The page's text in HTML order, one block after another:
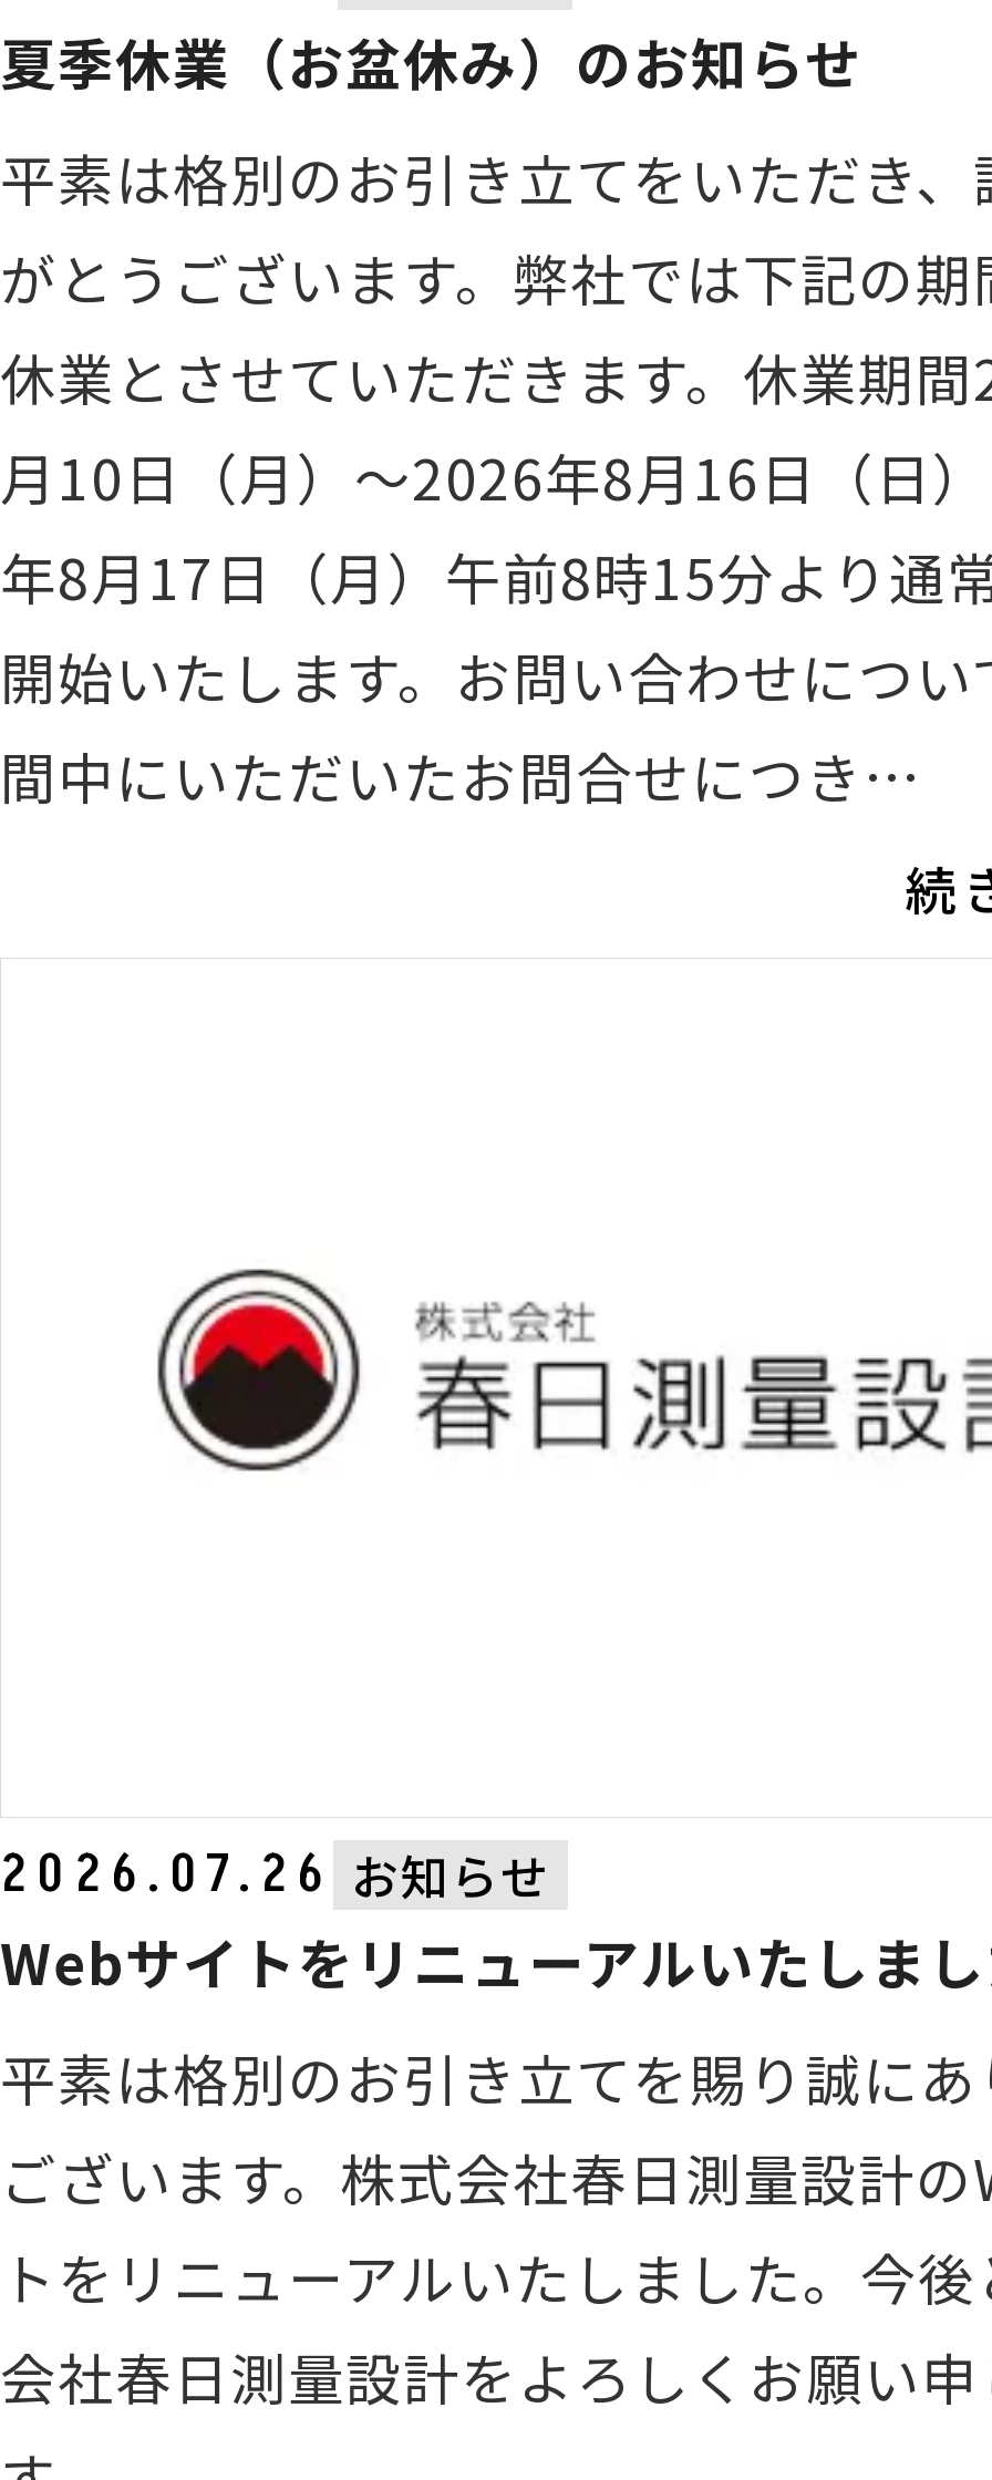
夏季休業（お盆休み）のお知らせ
平素は格別のお引き立てをいただき
がとうございます。弊社では下記の
休業とさせていただきます。休業期
月10日（月）～2026年8月16日（日
年8月17日（月）午前8時15分より通
開始いたします。お問い合わせにつ
間中にいただいたお問合せにつき…
続
2026.07.26 お知らせ
Webサイトをリニューアルいたしま
平素は格別のお引き立てを賜り誠に
ございます。株式会社春日測量設計
トをリニューアルいたしました。今
会社春日測量設計をよろしくお願い